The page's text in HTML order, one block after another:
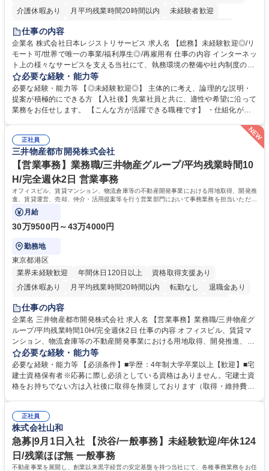
介護休暇あり
月平均残業時間20時間以内
未経験者歓迎
住宅手当あり
完全週休2日制
交通費支給 駅近5分以内 土日祝休み 服装自由
仕事の内容
企業名 株式会社日本レジストリサービス 求人名 【総務】未経験歓迎◎/リ
モート可/世界で唯一の事業/福利厚生◎/再雇用有 仕事の内容 インターネッ
ト上の様々なサービスを支える当社にて、執務環境の整備や社内制度の検
討、イベント運営などの幅広い業務を担当し、間接的に会社の生産性向上
や成長に貢献している部署です。 会社の全メンバーが安心して長く成果を
発揮できる環境を整えるために、毎日のメンテナンスや維持管理に加え、
新たな施策検討を積極的に行っていただき、会社全体を巻き込み課題解決
善・イベント企画/運営・非常時の対応 など、本人の希望や適性によって
幅広い業務の体得が可能で、多様なキャリアパスを描くことも可能です。
募集職種 【総務】未経験歓迎◎/リモート可/世界で唯一の事業/福利厚生◎/
再雇用有
必要な経験・能力等
必要な経験・能力等 【◎未経験歓迎◎】 主体的に考え、論理的な説明・
提案が積極的にできる方 【入社後】先輩社員と共に、適性や希望に沿って
業務をお任せします。 【こんな方が活躍できる職種です】 ・仕組化が好
様々な立場で物事を考えられる・定型業務だけでなく突発的な出来事にも
対処できる・新しいことに興味関心がある 【魅力】■自己啓発支援：資格
取得や通信教育など費用の80%（年間25万円まで）を補助 ■住宅手当：家
賃の50%（月額7万円まで）を補助 学歴・資格 学歴：大学院 大学 語学
力： 資格：
正社員
三井物産都市開発株式会社
【営業事務】業務職/三井物産グループ/平均残業時間10
H/完全週休2日 営業事務
オフィスビル、賃貸マンション、物流倉庫等の不動産開発事業における用地取得、開発推
進、賃貸運営、売却、仲介・活用提案等を行う営業部門において事務業務を担当いただき
ます。
月給
30万9500円～43万4000円
勤務地
東京都港区
業界未経験歓迎
年間休日120日以上
資格取得支援あり
介護休暇あり
月平均残業時間20時間以内 転勤なし
退職金あり
在宅OK
賞与あり
駅近5分以内
土日祝休み 寮・社宅あり
仕事の内容
企業名 三井物産都市開発株式会社 求人名 【営業事務】業務職/三井物産グ
ループ/平均残業時間10H/完全週休2日 仕事の内容 オフィスビル、賃貸マ
ンション、物流倉庫等の不動産開発事業における用地取得、開発推進、賃
貸運営、売却、仲介・活用提案等を行う営業部門において事務業務を担当
いただきます。 【詳細】・契約書管理、契約書製本、捺印対応、ファイリ
ング、登記簿取得、調書取得・支払業務（各種費用支払、支払管理、請
求・支払データ登録、取引先マスター申請対応）・予算作成及び予実管
の他に担当頂く業務が発生する場合があります。 募集職種 【営業事務】
業務職/三井物産グループ/平均残業時間10H/完全週休2日
必要な経験・能力等
必要な経験・能力等 【必須条件】■学歴：4年制大学卒業以上【歓迎】■宅
建士資格保有者※応募に際し必須としている資格はありません。宅建士資
格をお持ちでない方は入社後に取得を推奨しております（取得・維持費用
ション力がある方。 ・チャレンジを厭わず、粘り強く業務に取り組める
方。多様な関係者と謙虚に信頼関係を構築でき、期限を意識したスケジュ
ール管理が出来る方。※将来的に他部署（営業部門、コーポレート部門）
へのジョブローテーションの可能性があります。 学歴・資格 学歴：大学
院 大学 語学力： 資格：宅地建物取引士
正社員
株式会社山和
急募|9月1日入社 【渋谷/一般事務】未経験歓迎/年休124
日/残業ほぼ無 一般事務
不動産事業を展開し、創業以来黒字経営の安定基盤を持つ当社にて、各種事務業務をお任